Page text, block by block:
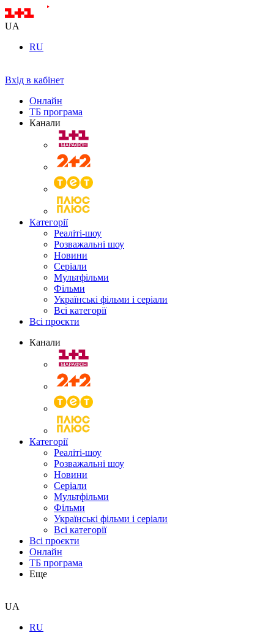
UA
RU
Вхід в кабінет
Онлайн
ТБ програма
Канали
Категорії
Реаліті-шоу
Розважальні шоу
Новини
Серіали
Мультфільми
Фільми
Українські фільми і серіали
Всі категорії
Всі проєкти
Канали
Категорії
Реаліті-шоу
Розважальні шоу
Новини
Серіали
Мультфільми
Фільми
Українські фільми і серіали
Всі категорії
Всі проєкти
Онлайн
ТБ програма
Еще
UA
RU